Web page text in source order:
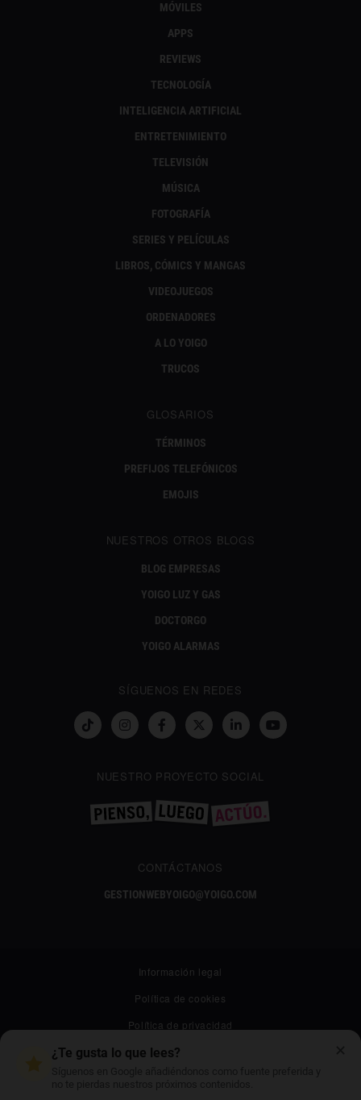
MÓVILES
APPS
REVIEWS
TECNOLOGÍA
INTELIGENCIA ARTIFICIAL
ENTRETENIMIENTO
TELEVISIÓN
MÚSICA
FOTOGRAFÍA
SERIES Y PELÍCULAS
LIBROS, CÓMICS Y MANGAS
VIDEOJUEGOS
ORDENADORES
A LO YOIGO
TRUCOS
GLOSARIOS
TÉRMINOS
PREFIJOS TELEFÓNICOS
EMOJIS
NUESTROS OTROS BLOGS
BLOG EMPRESAS
YOIGO LUZ Y GAS
DOCTORGO
YOIGO ALARMAS
SÍGUENOS EN REDES
NUESTRO PROYECTO SOCIAL
CONTÁCTANOS
GESTIONWEBYOIGO@YOIGO.COM
Información legal
Política de cookies
Política de privacidad
Canal ético
¿Te gusta lo que lees?